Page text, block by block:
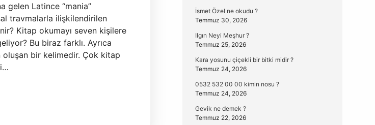
gelen Latince “mania”
travmalarla ilişkilendirilen
Kitap okumayı seven kişilere
Bu biraz farklı. Ayrıca
oluşan bir kelimedir. Çok kitap
İsmet Özel ne okudu ?
Temmuz 30, 2026
Ilgın Neyi Meşhur ?
Temmuz 25, 2026
Kara yosunu çiçekli bir bitki midir ?
Temmuz 24, 2026
0532 532 00 00 kimin nosu ?
Temmuz 24, 2026
Gevik ne demek ?
Temmuz 22, 2026